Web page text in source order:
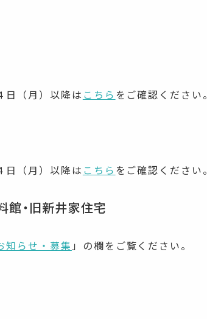
日（月）以降は こちら をご確認ください。
日（月）以降は こちら をご確認ください。
館・旧新井家住宅
知らせ・募集 」の欄をご覧ください。